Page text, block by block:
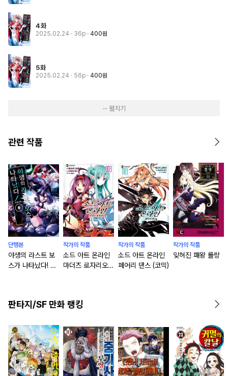
4화
2025.02.24 · 36p 400원
5화
2025.02.24 · 56p 400원
··· 펼치기
관련 작품
단행본
야생의 라스트 보
스가 나타났다! 흑
작가의 작품
소드 아트 온라인
마더즈 로자리오
작가의 작품
소드 아트 온라인
페어리 댄스 (코믹)
작가의 작품
잊혀진 패왕 롤랑
판타지/SF 만화 랭킹